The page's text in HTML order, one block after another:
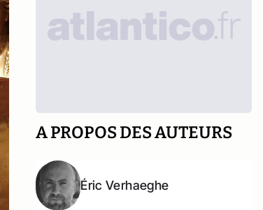
A PROPOS DES AUTEURS
Éric Verhaeghe